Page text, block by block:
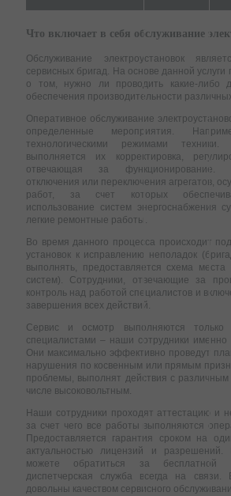
Что включает в себя обслуживание
Обслуживание электроустановок
сервисных бригад. На основе данной
о том, нужно ли проводить какие-либо
обеспечения производительности
Оперативное обслуживание
определенные мероприятия.
технологическими режимами
выполняется их корректировка,
отвечающая за функционирование.
отключения или переключения агрегатов,
работ, за счет которых
использование систем энергоснабжения
легкие ремонтные работы.
Во время данного процесса происходит
установок к исправлению неполадок
выполнять, предоставляется схема
систем). Сотрудники, отвечающие за
контроль над работой специалистов и
завершения всех действий.
Сервис и осмотр выполняются только
специалистами – наши сотрудники
Они максимально эффективно проведут
нарушения по косвенным или прямым
проблемы, выполнят действия с
числе высоковольтным.
Наши сотрудники проходят аттестацию и
за счет чего все работы выполняются
Предоставляется гарантия сроком на
актуальностью лицензий и
можете обратиться за бесплатной
диспетчерская служба всегда на связи.
довольны качеством сервисного